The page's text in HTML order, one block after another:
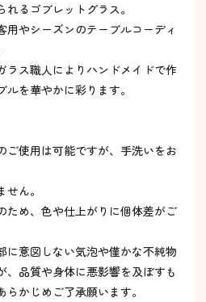
るゴブレットグラス。
用やシーズンのテーブルコーディ
ラス職人によりハンドメイドで作
を華やかに彩ります。
ご使用は可能ですが、手洗いをお
ん。
ため、色や仕上がりに個体差がご
に意図しない気泡や僅かな不純物
、品質や身体に悪影響を及ぼすも
かじめご了承願います。